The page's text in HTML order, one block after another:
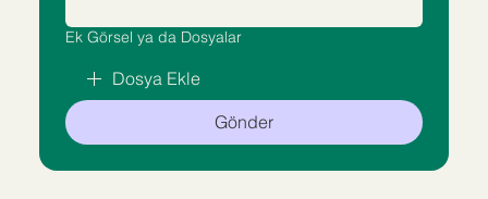
Ek Görsel ya da Dosyalar
Dosya Ekle
Gönder